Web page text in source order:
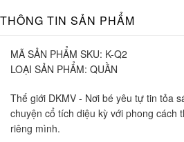
THÔNG TIN SẢN PHẨM
MÃ SẢN PHẨM SKU: K-Q2
LOẠI SẢN PHẨM: QUẦN
Thế giới DKMV - Nơi bé yêu tự tin tỏa
chuyện cổ tích diệu kỳ với phong cách
riêng mình.